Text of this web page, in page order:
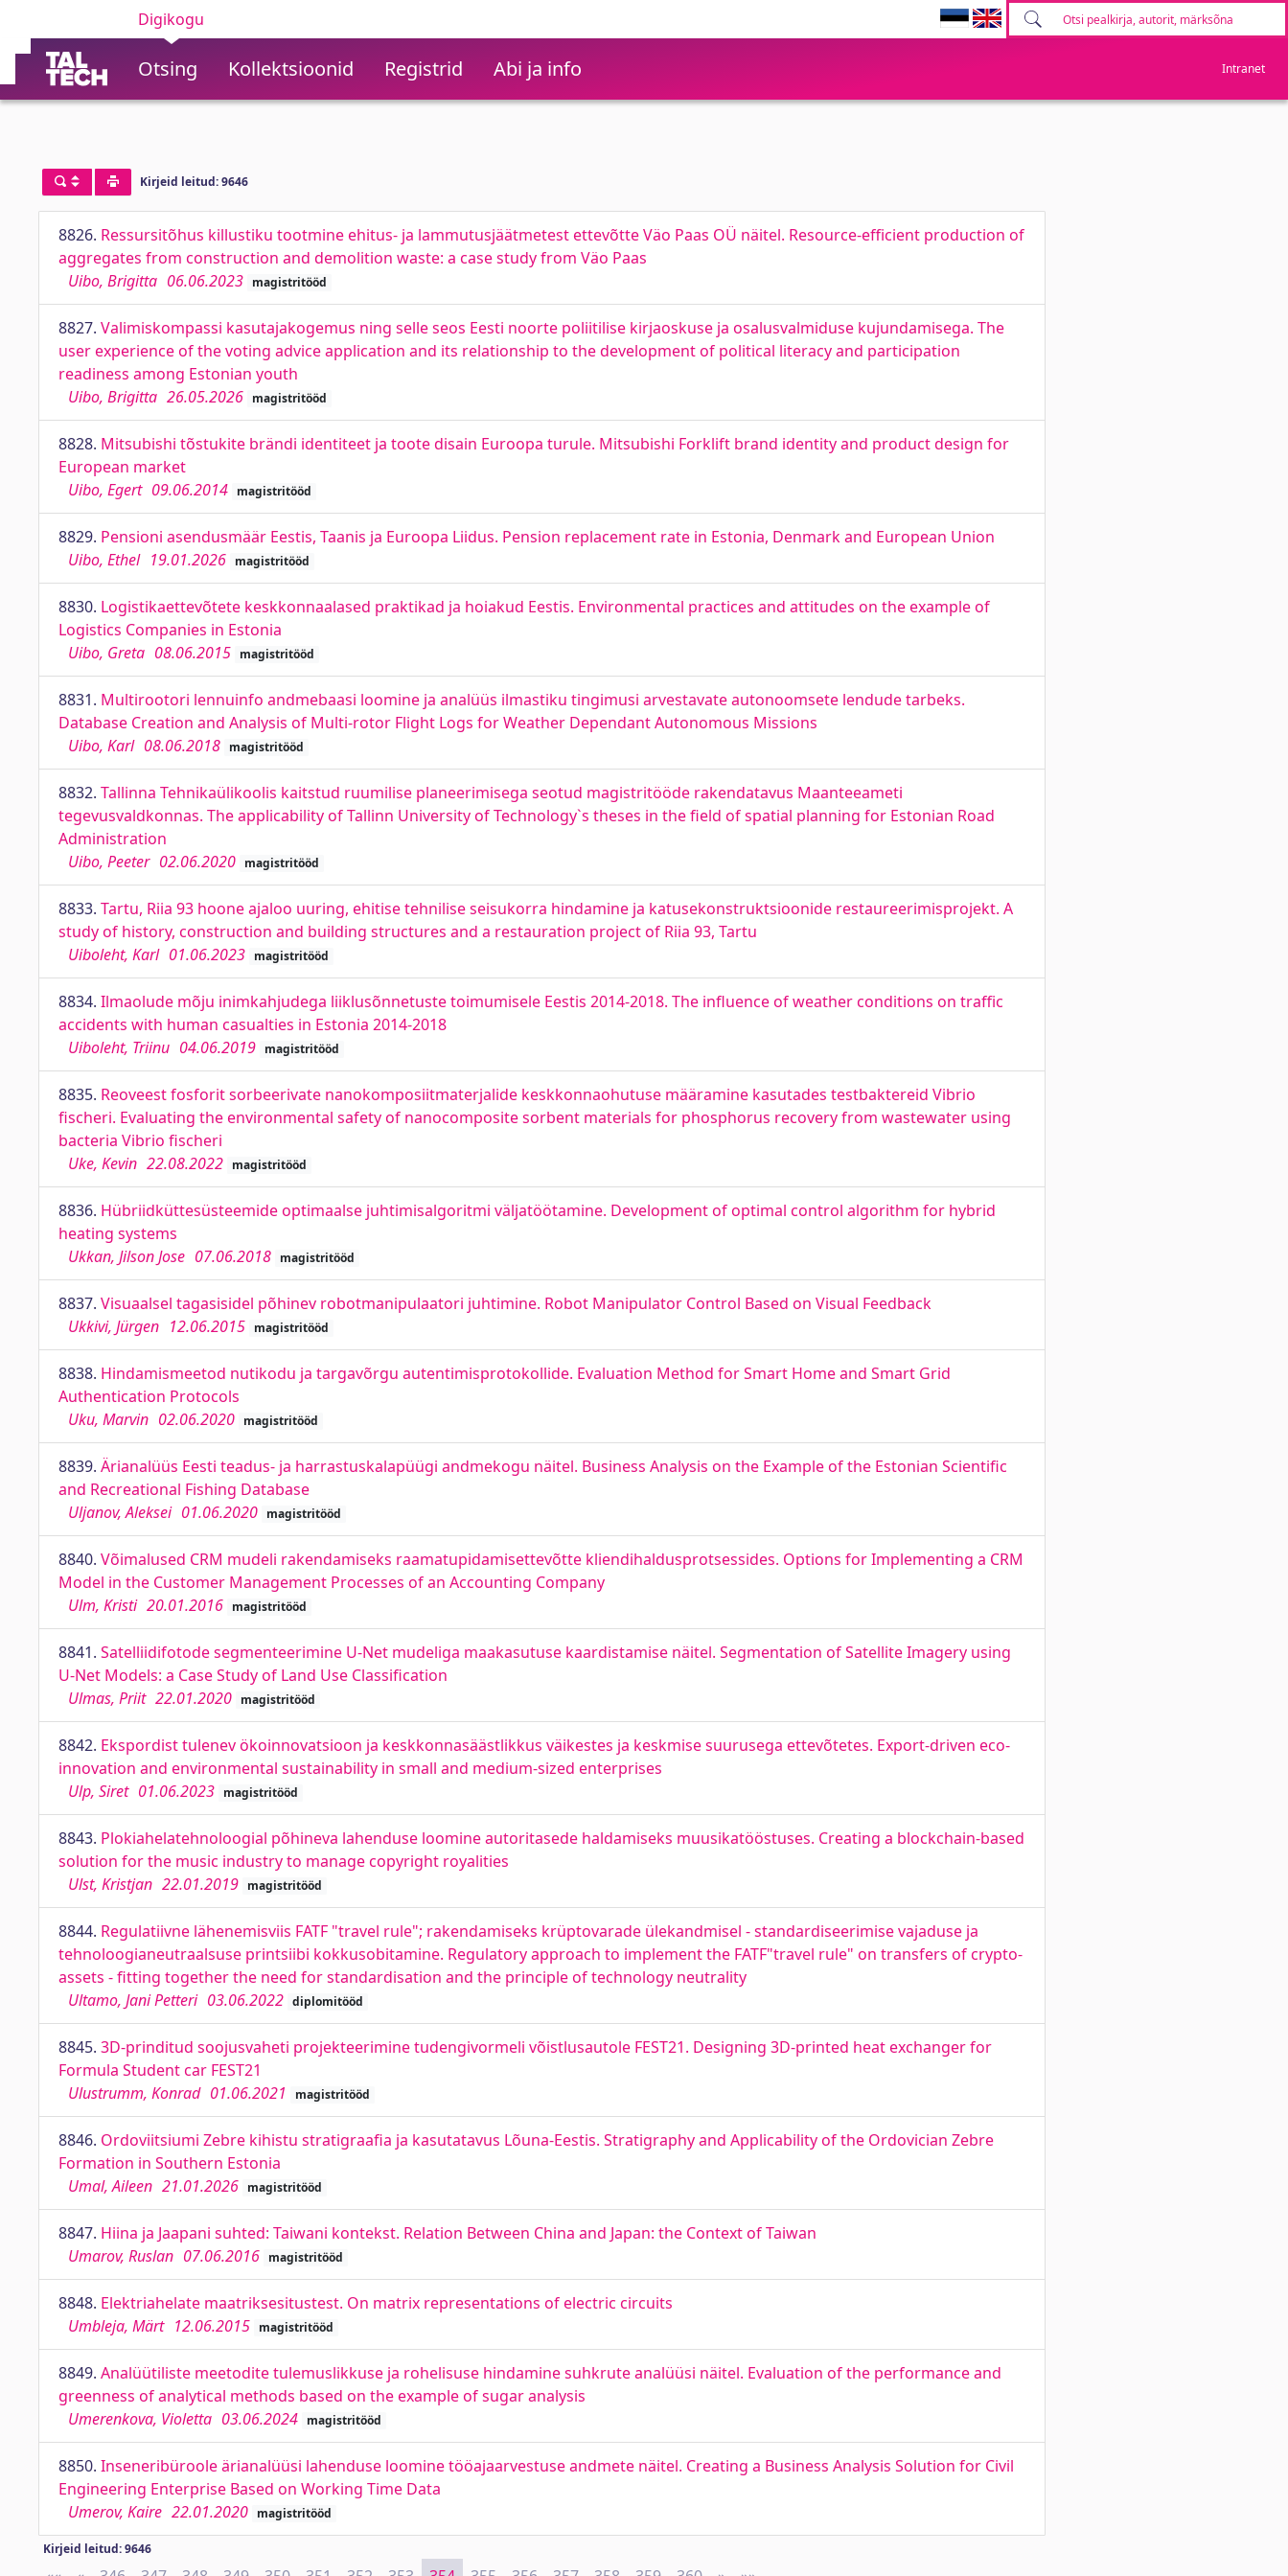
Digikogu
Otsing Kollektsioonid Registrid Abi ja info Intranet
Kirjeid leitud: 9646
8826. Ressursitõhus killustiku tootmine ehitus- ja lammutusjäätmetest ettevõtte Väo Paas OÜ näitel. Resource-efficient production of
aggregates from construction and demolition waste: a case study from Väo Paas
Uibo, Brigitta 06.06.2023 magistritööd
8827. Valimiskompassi kasutajakogemus ning selle seos Eesti noorte poliitilise kirjaoskuse ja osalusvalmiduse kujundamisega. The
user experience of the voting advice application and its relationship to the development of political literacy and participation
readiness among Estonian youth
Uibo, Brigitta 26.05.2026 magistritööd
8828. Mitsubishi tõstukite brändi identiteet ja toote disain Euroopa turule. Mitsubishi Forklift brand identity and product design for
European market
Uibo, Egert 09.06.2014 magistritööd
8829. Pensioni asendusmäär Eestis, Taanis ja Euroopa Liidus. Pension replacement rate in Estonia, Denmark and European Union
Uibo, Ethel 19.01.2026 magistritööd
8830. Logistikaettevõtete keskkonnaalased praktikad ja hoiakud Eestis. Environmental practices and attitudes on the example of
Logistics Companies in Estonia
Uibo, Greta 08.06.2015 magistritööd
8831. Multirootori lennuinfo andmebaasi loomine ja analüüs ilmastiku tingimusi arvestavate autonoomsete lendude tarbeks.
Database Creation and Analysis of Multi-rotor Flight Logs for Weather Dependant Autonomous Missions
Uibo, Karl 08.06.2018 magistritööd
8832. Tallinna Tehnikaülikoolis kaitstud ruumilise planeerimisega seotud magistritööde rakendatavus Maanteeameti
tegevusvaldkonnas. The applicability of Tallinn University of Technology`s theses in the field of spatial planning for Estonian Road
Administration
Uibo, Peeter 02.06.2020 magistritööd
8833. Tartu, Riia 93 hoone ajaloo uuring, ehitise tehnilise seisukorra hindamine ja katusekonstruktsioonide restaureerimisprojekt. A
study of history, construction and building structures and a restauration project of Riia 93, Tartu
Uiboleht, Karl 01.06.2023 magistritööd
8834. Ilmaolude mõju inimkahjudega liiklusõnnetuste toimumisele Eestis 2014-2018. The influence of weather conditions on traffic
accidents with human casualties in Estonia 2014-2018
Uiboleht, Triinu 04.06.2019 magistritööd
8835. Reoveest fosforit sorbeerivate nanokomposiitmaterjalide keskkonnaohutuse määramine kasutades testbaktereid Vibrio
fischeri. Evaluating the environmental safety of nanocomposite sorbent materials for phosphorus recovery from wastewater using
bacteria Vibrio fischeri
Uke, Kevin 22.08.2022 magistritööd
8836. Hübriidküttesüsteemide optimaalse juhtimisalgoritmi väljatöötamine. Development of optimal control algorithm for hybrid
heating systems
Ukkan, Jilson Jose 07.06.2018 magistritööd
8837. Visuaalsel tagasisidel põhinev robotmanipulaatori juhtimine. Robot Manipulator Control Based on Visual Feedback
Ukkivi, Jürgen 12.06.2015 magistritööd
8838. Hindamismeetod nutikodu ja targavõrgu autentimisprotokollide. Evaluation Method for Smart Home and Smart Grid
Authentication Protocols
Uku, Marvin 02.06.2020 magistritööd
8839. Ärianalüüs Eesti teadus- ja harrastuskalapüügi andmekogu näitel. Business Analysis on the Example of the Estonian Scientific
and Recreational Fishing Database
Uljanov, Aleksei 01.06.2020 magistritööd
8840. Võimalused CRM mudeli rakendamiseks raamatupidamisettevõtte kliendihaldusprotsessides. Options for Implementing a CRM
Model in the Customer Management Processes of an Accounting Company
Ulm, Kristi 20.01.2016 magistritööd
8841. Satelliidifotode segmenteerimine U-Net mudeliga maakasutuse kaardistamise näitel. Segmentation of Satellite Imagery using
U-Net Models: a Case Study of Land Use Classification
Ulmas, Priit 22.01.2020 magistritööd
8842. Ekspordist tulenev ökoinnovatsioon ja keskkonnasäästlikkus väikestes ja keskmise suurusega ettevõtetes. Export-driven eco-
innovation and environmental sustainability in small and medium-sized enterprises
Ulp, Siret 01.06.2023 magistritööd
8843. Plokiahelatehnoloogial põhineva lahenduse loomine autoritasede haldamiseks muusikatööstuses. Creating a blockchain-based
solution for the music industry to manage copyright royalities
Ulst, Kristjan 22.01.2019 magistritööd
8844. Regulatiivne lähenemisviis FATF "travel rule"; rakendamiseks krüptovarade ülekandmisel - standardiseerimise vajaduse ja
tehnoloogianeutraalsuse printsiibi kokkusobitamine. Regulatory approach to implement the FATF"travel rule" on transfers of crypto-
assets - fitting together the need for standardisation and the principle of technology neutrality
Ultamo, Jani Petteri 03.06.2022 diplomitööd
8845. 3D-prinditud soojusvaheti projekteerimine tudengivormeli võistlusautole FEST21. Designing 3D-printed heat exchanger for
Formula Student car FEST21
Ulustrumm, Konrad 01.06.2021 magistritööd
8846. Ordoviitsiumi Zebre kihistu stratigraafia ja kasutatavus Lõuna-Eestis. Stratigraphy and Applicability of the Ordovician Zebre
Formation in Southern Estonia
Umal, Aileen 21.01.2026 magistritööd
8847. Hiina ja Jaapani suhted: Taiwani kontekst. Relation Between China and Japan: the Context of Taiwan
Umarov, Ruslan 07.06.2016 magistritööd
8848. Elektriahelate maatriksesitustest. On matrix representations of electric circuits
Umbleja, Märt 12.06.2015 magistritööd
8849. Analüütiliste meetodite tulemuslikkuse ja rohelisuse hindamine suhkrute analüüsi näitel. Evaluation of the performance and
greenness of analytical methods based on the example of sugar analysis
Umerenkova, Violetta 03.06.2024 magistritööd
8850. Inseneribüroole ärianalüüsi lahenduse loomine tööajaarvestuse andmete näitel. Creating a Business Analysis Solution for Civil
Engineering Enterprise Based on Working Time Data
Umerov, Kaire 22.01.2020 magistritööd
Kirjeid leitud: 9646